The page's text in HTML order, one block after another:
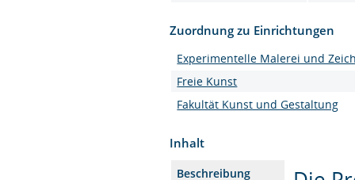
Zuordnung zu Einrichtungen
Experimentelle Malerei und
Freie Kunst
Fakultät Kunst und Gestaltung
Inhalt
Beschreibung